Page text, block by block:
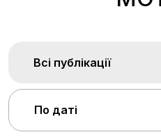
Всі публікації
По даті